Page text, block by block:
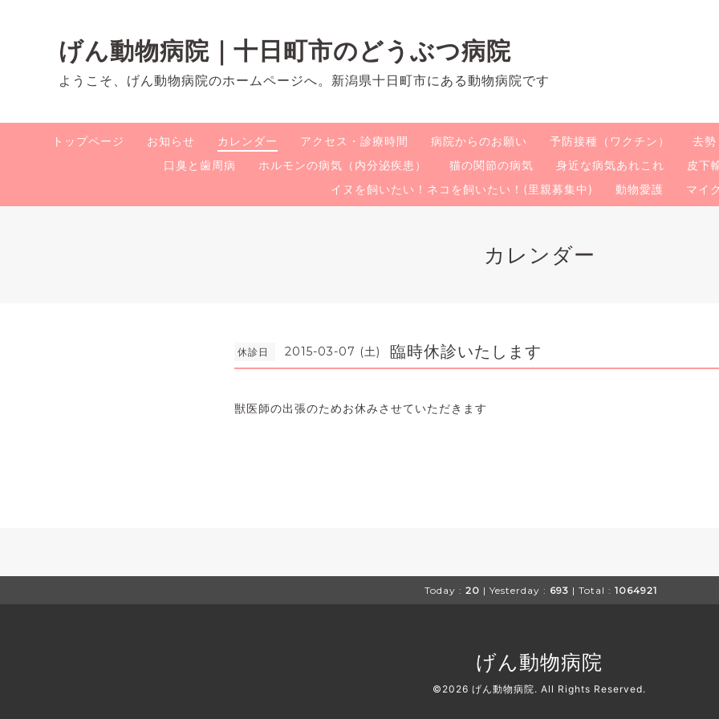
げん動物病院｜十日町市のどうぶつ病院
ようこそ、げん動物病院のホームページへ。新潟県十日町市にある動物病院です
トップページ お知らせ カレンダー アクセス・診療時間 病院からのお願い 予防接種（ワクチン） 去勢
口臭と歯周病
ホルモンの病気（内分泌疾患） 猫の関節の病気 身近な病気あれこれ 皮下
イヌを飼いたい！ネコを飼いたい！(里親募集中)
動物愛護 マイ
カレンダー
休診日 2015-03-07 (土) 臨時休診いたします
獣医師の出張のためお休みさせていただきます
Today : 20 | Yesterday : 693 | Total : 1064921
げん動物病院
©2026 げん動物病院. All Rights Reserved.